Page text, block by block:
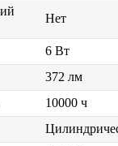
Нет
6 Вт
372 лм
10000 ч